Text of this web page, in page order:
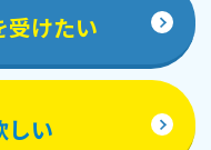
受けたい
しい